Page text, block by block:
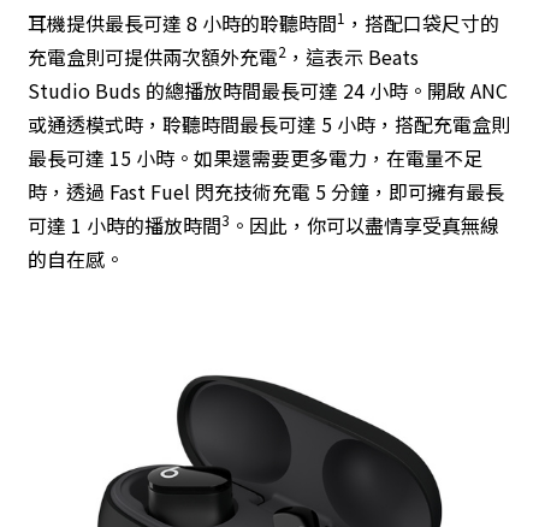
耳機提供最長可達 8 小時的聆聽時間1 ，搭配口袋尺寸的
充電盒則可提供兩次額外充電2，這表示 Beats
Studio Buds 的總播放時間最長可達 24 小時。開啟 ANC
或通透模式時，聆聽時間最長可達 5 小時，搭配充電盒則
最長可達 15 小時。如果還需要更多電力，在電量不足
時，透過 Fast Fuel 閃充技術充電 5 分鐘，即可擁有最長
可達 1 小時的播放時間3 。因此，你可以盡情享受真無線
的自在感。